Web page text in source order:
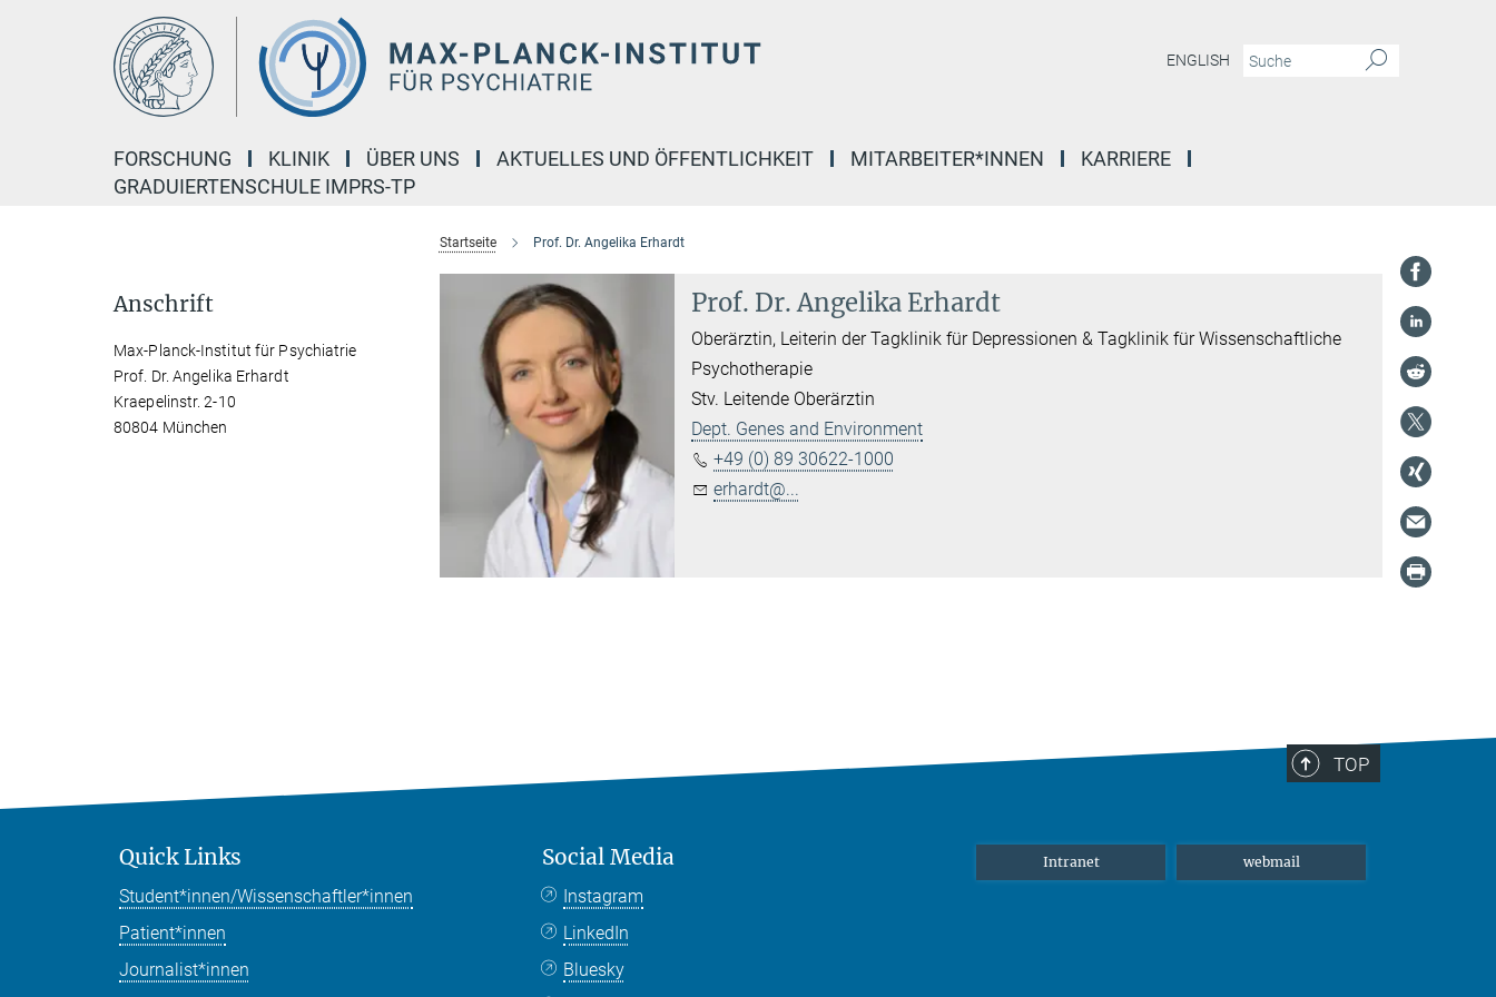
ENGLISH
FORSCHUNG KLINIK ÜBER UNS AKTUELLES UND ÖFFENTLICHKEIT MITARBEITER*INNEN
KARRIERE
GRADUIERTENSCHULE IMPRS-TP
Startseite Prof. Dr. Angelika Erhardt
Prof. Dr. Angelika Erhardt
Oberärztin, Leiterin der Tagklinik für Depressionen & Tagklinik für Wissenschaftliche
Psychotherapie
Stv. Leitende Oberärztin
Dept. Genes and Environment
+49 (0) 89 30622-1000
erhardt@...
Anschrift
Max-Planck-Institut für Psychiatrie
Prof. Dr. Angelika Erhardt
Kraepelinstr. 2-10
80804 München
TOP
Quick Links
Student*innen/Wissenschaftler*innen
Patient*innen
Journalist*innen
Social Media
Instagram
LinkedIn
Bluesky
Intranet webmail